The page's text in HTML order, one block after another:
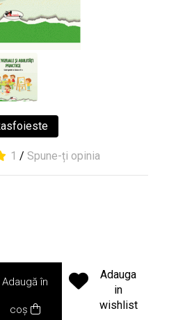
1 / Spune-ți opinia
Adaugă în
coș
Adauga
in
wishlist